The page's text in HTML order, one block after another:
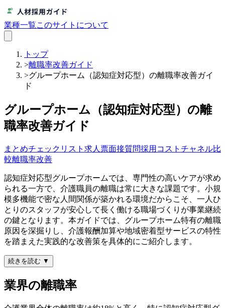
業種一覧このサイトについて
トップ
>離職率改善ガイド
>グループホーム（認知症対応型）の離職率改善ガイ
ド
グループホーム（認知症対応型）の離
職率改善ガイド
まとめチェックリスト 求人票面接質問採用コスト チャネル比
較離職率改善
認知症対応型グループホームでは、専門性の高いケアが求め
られる一方で、介護職員の離職は常に大きな課題です。小規
模多機能で密な人間関係が築かれる環境だからこそ、一人ひ
とりのスタッフが安心して長く働ける職場づくりが事業継続
の鍵となります。本ガイドでは、グループホーム特有の離職
原因を深掘りし、介護報酬加算や地域密着型サービスの特性
を踏まえた実践的な改善策を具体的にご紹介します。
続きを読む ▼
業界の離職率